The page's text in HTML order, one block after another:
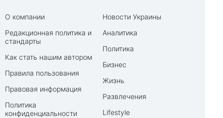
О компании
Редакционная политика и
стандарты
Как стать нашим автором
Правила пользования
Правовая информация
Политика
конфиденциальности
Новости Украины
Аналитика
Политика
Бизнес
Жизнь
Развлечения
Lifestyle